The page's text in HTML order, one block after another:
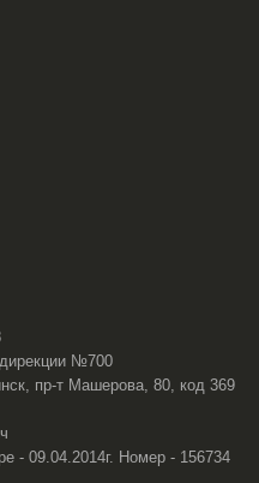
№700
пр-т Машерова, 80, код 369
- 09.04.2014г. Номер - 156734